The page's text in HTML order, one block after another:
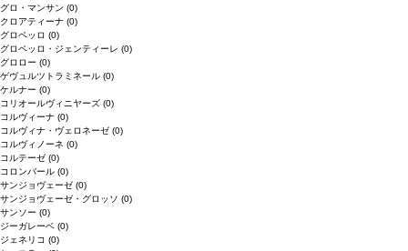
グロ・マンサン (0)
クロアティーナ (0)
グロペッロ (0)
グロペッロ・ジェンティーレ (0)
グロロー (0)
ゲヴュルツトラミネール (0)
ケルナー (0)
コリオールヴィニヤーズ (0)
コルヴィーナ (0)
コルヴィナ・ヴェロネーゼ (0)
コルヴィノーネ (0)
コルテーゼ (0)
コロンバール (0)
サンジョヴェーゼ (0)
サンジョヴェーゼ・グロッソ (0)
サンソー (0)
ジーガレーベ (0)
ジェネリコ (0)